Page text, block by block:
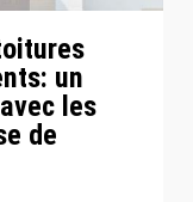
un
les
de